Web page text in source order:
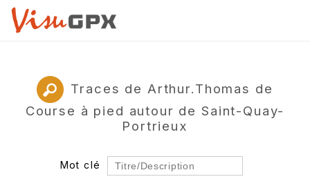
Traces de Arthur.Thomas de
Course à pied autour de Saint-Quay-
Portrieux
Mot clé